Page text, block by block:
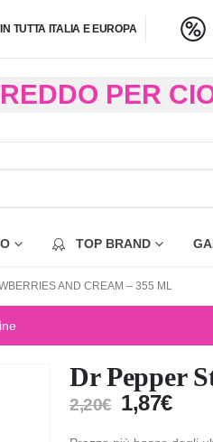
TUTTA ITALIA E EUROPA
PER
KG) –
DI ALCUNE
TOP BRAND
AND CREAM – 355 ML
Dr Pepper
2,20€ 1,87€